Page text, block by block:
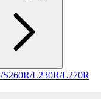
S260R/L230R/L270R